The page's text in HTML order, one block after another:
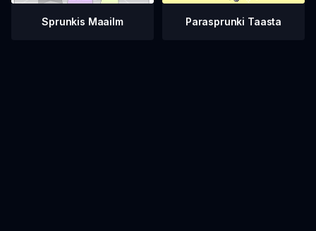
Sprunkis Maailm Parasprunki Taasta